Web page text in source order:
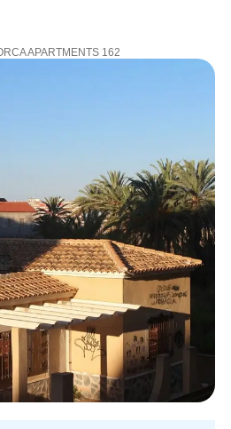
APARTMENTS 162